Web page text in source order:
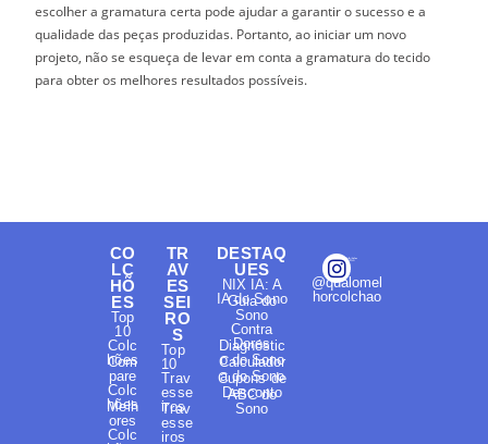
escolher a gramatura certa pode ajudar a garantir o sucesso e a
qualidade das peças produzidas. Portanto, ao iniciar um novo
projeto, não se esqueça de levar em conta a gramatura do tecido
para obter os melhores resultados possíveis.
CO
LC
HÕ
ES
Top
10
Colc
hões
Com
pare
Colc
hões
Melh
ores
Colc
TR
AV
ES
SEI
RO
S
Top
10
Trav
esse
iros
Trav
esse
iros
DESTAQ
UES
NIX IA: A
IA do Sono
Guia do
Sono
Contra
Dores
Diagnóstic
o do Sono
Calculador
a do Sono
Cupons de
Desconto
ABC do
Sono
@qualomel
horcolchao